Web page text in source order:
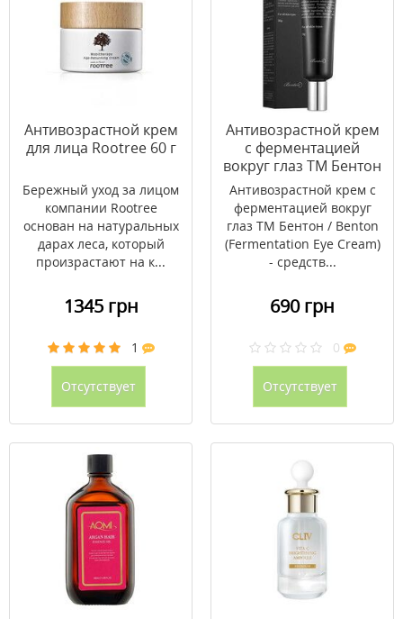
Антивозрастной крем
для лица Rootree 60 г
Бережный уход за лицом
компании Rootree
основан на натуральных
дарах леса, который
произрастают на к...
1345 грн
1
Отсутствует
Антивозрастной крем
с ферментацией
вокруг глаз ТМ Бентон
/ Benton 30 мл
Антивозрастной крем с
ферментацией вокруг
глаз ТМ Бентон / Benton
(Fermentation Eye Cream)
- средств...
690 грн
0
Отсутствует